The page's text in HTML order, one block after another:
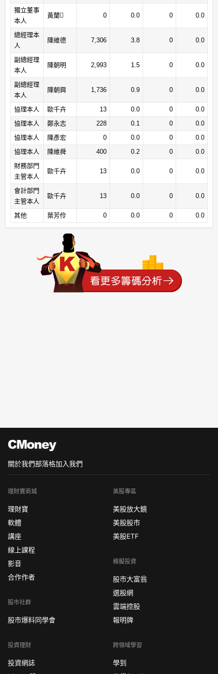
獨立董事
本人
黃蘭 0 0.0 0 0.0
總經理本
人
陳維德 7,306 3.8 0 0.0
副總經理
本人
陳朝明 2,993 1.5 0 0.0
副總經理
本人
陳朝興 1,736 0.9 0 0.0
協理本人 歐千卉 13 0.0 0
0.0
協理本人
鄭永志 228 0.1 0
0.0
協理本人
陳彥宏 0 0.0 0
0.0
協理本人
陳維舜 400 0.2 0
0.0
財務部門
主管本人
歐千卉 13 0.0 0 0.0
會計部門
主管本人
歐千卉 13 0.0 0 0.0
其他 葉芳伶 0 0.0 0 0.0
關於我們部落格加入我們
理財寶商城
理財寶
軟體
講座
線上課程
影音
合作作者
股市社群
股市爆料同學會
投資理財
投資網誌
美股專區
美股放大鏡
美股股市
美股ETF
模擬投資
股市大富翁
選股網
雲端控股
報明牌
跨領域學習
學到